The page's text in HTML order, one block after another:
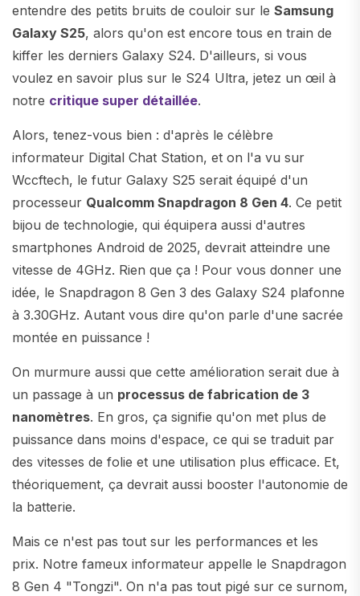
entendre des petits bruits de couloir sur le Samsung
Galaxy S25, alors qu'on est encore tous en train de
kiffer les derniers Galaxy S24. D'ailleurs, si vous
voulez en savoir plus sur le S24 Ultra, jetez un œil à
notre critique super détaillée.
Alors, tenez-vous bien : d'après le célèbre
informateur Digital Chat Station, et on l'a vu sur
Wccftech, le futur Galaxy S25 serait équipé d'un
processeur Qualcomm Snapdragon 8 Gen 4. Ce petit
bijou de technologie, qui équipera aussi d'autres
smartphones Android de 2025, devrait atteindre une
vitesse de 4GHz. Rien que ça ! Pour vous donner une
idée, le Snapdragon 8 Gen 3 des Galaxy S24 plafonne
à 3.30GHz. Autant vous dire qu'on parle d'une sacrée
montée en puissance !
On murmure aussi que cette amélioration serait due à
un passage à un processus de fabrication de 3
nanomètres. En gros, ça signifie qu'on met plus de
puissance dans moins d'espace, ce qui se traduit par
des vitesses de folie et une utilisation plus efficace. Et,
théoriquement, ça devrait aussi booster l'autonomie de
la batterie.
Mais ce n'est pas tout sur les performances et les
prix. Notre fameux informateur appelle le Snapdragon
8 Gen 4 "Tongzi". On n'a pas tout pigé sur ce surnom,